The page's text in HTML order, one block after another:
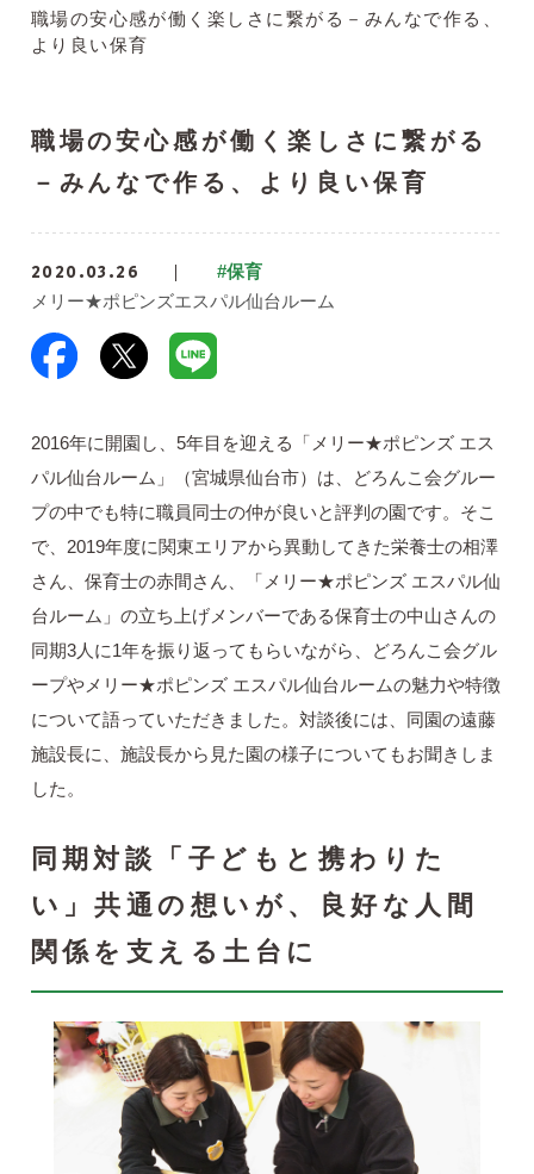
職場の安心感が働く楽しさに繋がる－みんなで作る、
より良い保育
職場の安心感が働く楽しさに繋がる
－みんなで作る、より良い保育
2020.03.26
#保育
メリー★ポピンズエスパル仙台ルーム
2016年に開園し、5年目を迎える「メリー★ポピンズ エス
パル仙台ルーム」（宮城県仙台市）は、どろんこ会グルー
プの中でも特に職員同士の仲が良いと評判の園です。そこ
で、2019年度に関東エリアから異動してきた栄養士の相澤
さん、保育士の赤間さん、「メリー★ポピンズ エスパル仙
台ルーム」の立ち上げメンバーである保育士の中山さんの
同期3人に1年を振り返ってもらいながら、どろんこ会グル
ープやメリー★ポピンズ エスパル仙台ルームの魅力や特徴
について語っていただきました。対談後には、同園の遠藤
施設長に、施設長から見た園の様子についてもお聞きしま
した。
同期対談「子どもと携わりた
い」共通の想いが、良好な人間
関係を支える土台に